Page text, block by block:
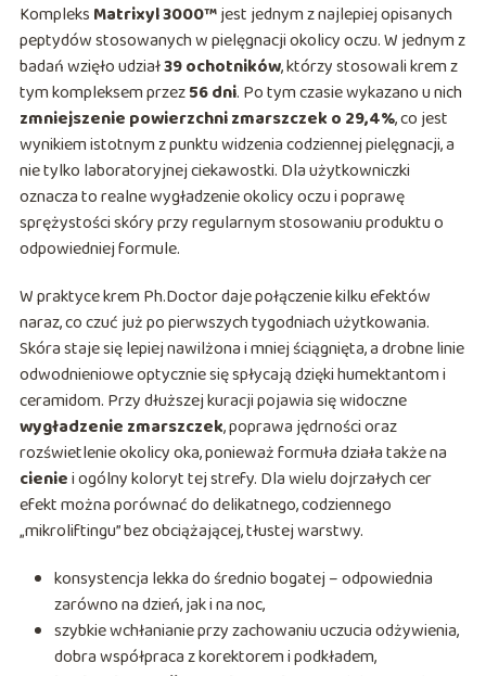
Kompleks Matrixyl 3000™jest jednym z najlepiej opisanych
peptydów stosowanych w pielęgnacji okolicy oczu. W jednym z
badań wzięło udział39 ochotników, którzy stosowali krem z
tym kompleksem przez56 dni. Po tym czasie wykazano u nich
zmniejszenie powierzchni zmarszczek o 29,4%, co jest
wynikiem istotnym z punktu widzenia codziennej pielęgnacji, a
nie tylko laboratoryjnej ciekawostki. Dla użytkowniczki
oznacza to realne wygładzenie okolicy oczu i poprawę
sprężystości skóry przy regularnym stosowaniu produktu o
odpowiedniej formule.
W praktyce krem Ph.Doctor daje połączenie kilku efektów
naraz, co czuć już po pierwszych tygodniach użytkowania.
Skóra staje się lepiej nawilżona i mniej ściągnięta, a drobne linie
odwodnieniowe optycznie się spłycają dzięki humektantom i
ceramidom. Przy dłuższej kuracji pojawia się widoczne
wygładzenie zmarszczek, poprawa jędrności oraz
rozświetlenie okolicy oka, ponieważ formuła działa także na
cieniei ogólny koloryt tej strefy. Dla wielu dojrzałych cer
efekt można porównać do delikatnego, codziennego
„mikroliftingu” bez obciążającej, tłustej warstwy.
konsystencja lekka do średnio bogatej – odpowiednia
zarówno na dzień, jak i na noc,
szybkie wchłanianie przy zachowaniu uczucia odżywienia,
dobra współpraca z korektorem i podkładem,